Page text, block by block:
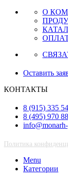
О
Оставить
КОНТАКТЫ
8 (915) 335
8 (495) 970
Политика
Menu
Категории